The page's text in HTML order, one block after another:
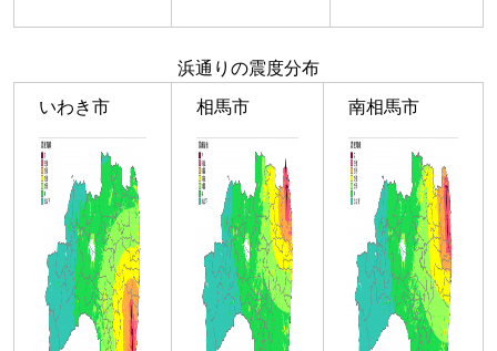
浜通りの震度分布
いわき市 相馬市 南相馬市